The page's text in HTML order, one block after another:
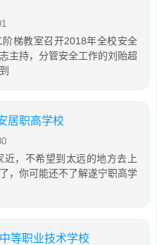
梯教室召开2018年全校安全
主持，分管安全工作的刘贻超
居职高学校
，不希望到太远的地方去上
，你可能还不了解遂宁职高学
等职业技术学校